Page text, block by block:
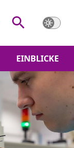
EINBLICKE